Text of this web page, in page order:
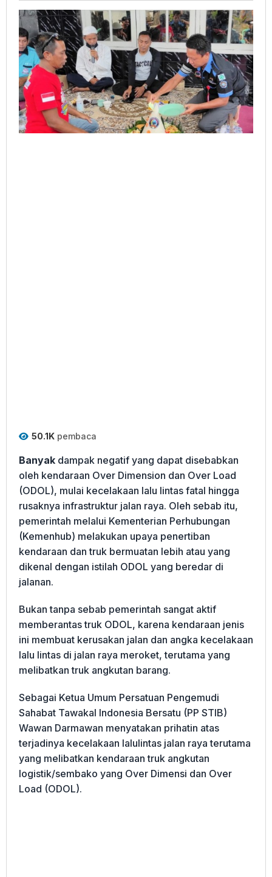
Kamtibmas
Kondusif
50.1K pembaca
Banyak dampak negatif yang dapat disebabkan
oleh kendaraan Over Dimension dan Over Load
(ODOL), mulai kecelakaan lalu lintas fatal hingga
rusaknya infrastruktur jalan raya. Oleh sebab itu,
pemerintah melalui Kementerian Perhubungan
(Kemenhub) melakukan upaya penertiban
kendaraan dan truk bermuatan lebih atau yang
dikenal dengan istilah ODOL yang beredar di
jalanan.
Bukan tanpa sebab pemerintah sangat aktif
memberantas truk ODOL, karena kendaraan jenis
ini membuat kerusakan jalan dan angka kecelakaan
lalu lintas di jalan raya meroket, terutama yang
melibatkan truk angkutan barang.
Sebagai Ketua Umum Persatuan Pengemudi
Sahabat Tawakal Indonesia Bersatu (PP STIB)
Wawan Darmawan menyatakan prihatin atas
terjadinya kecelakaan lalulintas jalan raya terutama
yang melibatkan kendaraan truk angkutan
logistik/sembako yang Over Dimensi dan Over
Load (ODOL).